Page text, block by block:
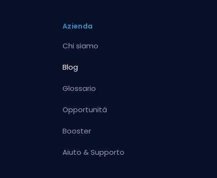
Azienda
Chi siamo
Blog
Glossario
Opportunità
Booster
Aiuto & Supporto